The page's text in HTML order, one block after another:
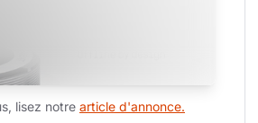
lisez notre article d'annonce.